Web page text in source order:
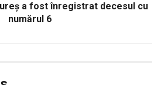
a fost înregistrat decesul cu
numărul 6